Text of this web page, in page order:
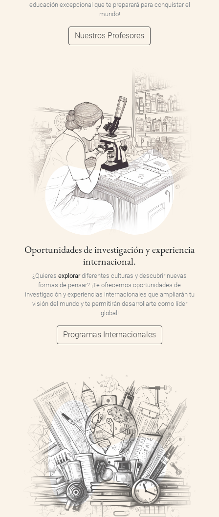
educación excepcional que te preparará para conquistar el
mundo!
Nuestros Profesores
Oportunidades de investigación y experiencia
internacional.
¿Quieres explorardiferentes culturas y descubrir nuevas
formas de pensar? ¡Te ofrecemos oportunidades de
investigación y experiencias internacionales que ampliarán tu
visión del mundo y te permitirán desarrollarte como líder
global!
Programas Internacionales